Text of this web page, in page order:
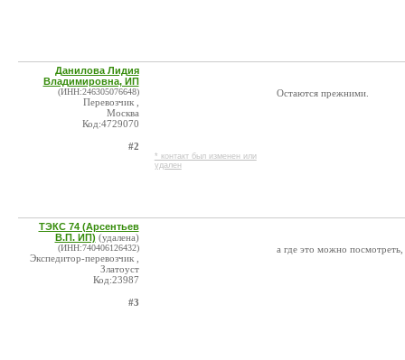
Данилова Лидия
Владимировна, ИП
(ИНН:246305076648)
Перевозчик ,
Москва
Код:4729070
#2
* контакт был изменен или
удален
Остаются прежними.
ТЭКС 74 (Арсентьев
В.П. ИП) (удалена)
(ИНН:740406126432)
Экспедитор-перевозчик ,
Златоуст
Код:23987
#3
а где это можно посмотреть,